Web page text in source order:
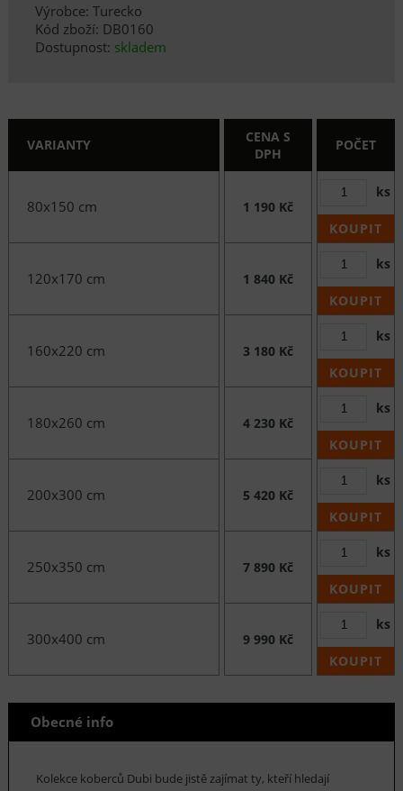
Výrobce: Turecko
Kód zboží: DB0160
Dostupnost: skladem
VARIANTY
CENA S
DPH
POČET
80x150 cm 1 190 Kč
ks
KOUPIT
120x170 cm 1 840 Kč
ks
KOUPIT
160x220 cm 3 180 Kč
ks
KOUPIT
180x260 cm 4 230 Kč
ks
KOUPIT
200x300 cm 5 420 Kč
ks
KOUPIT
250x350 cm 7 890 Kč
ks
KOUPIT
300x400 cm 9 990 Kč
ks
KOUPIT
Obecné info
Kolekce koberců Dubi bude jistě zajímat ty, kteří hledají